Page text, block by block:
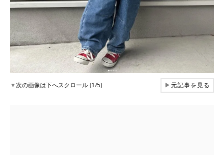
▼次の画像は下へスクロール (1/5) ▶元記事を見る